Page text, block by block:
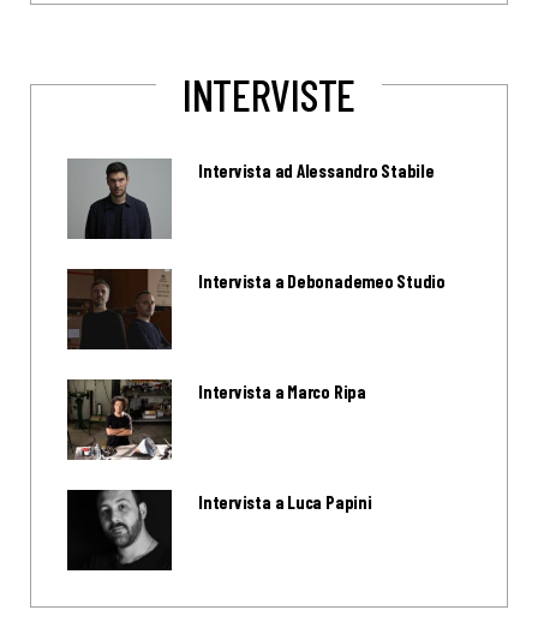
INTERVISTE
Intervista ad Alessandro Stabile
Intervista a Debonademeo Studio
Intervista a Marco Ripa
Intervista a Luca Papini